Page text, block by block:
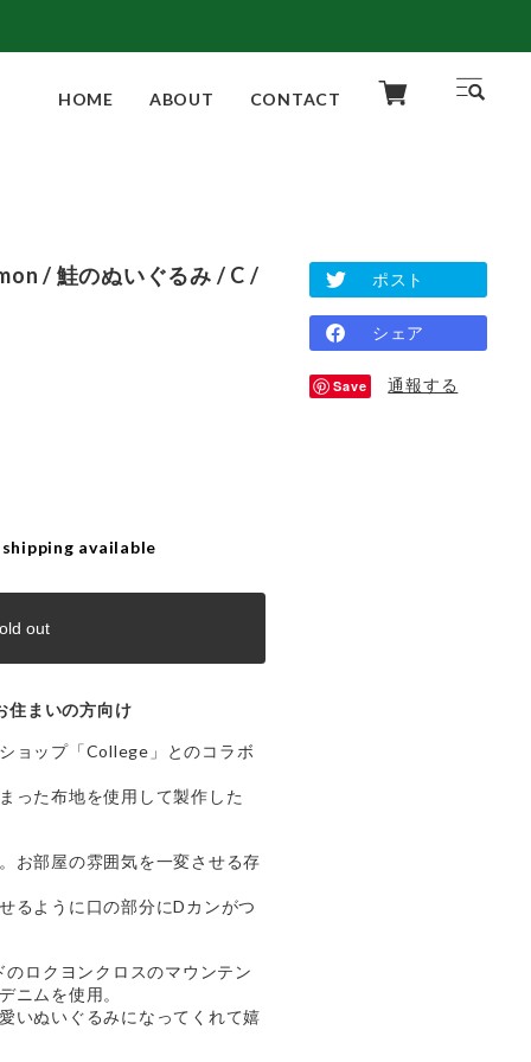
HOME ABOUT CONTACT
/ 鮭のぬいぐるみ / C /
available
out
住まいの方向け
ョップ「College」とのコラボ
った布地を使用して製作した
お部屋の雰囲気を一変させる存
るように口の部分にDカンがつ
ロクヨンクロスのマウンテン
ニムを使用。
いぬいぐるみになってくれて嬉
ポスト
シェア
Save 通報する